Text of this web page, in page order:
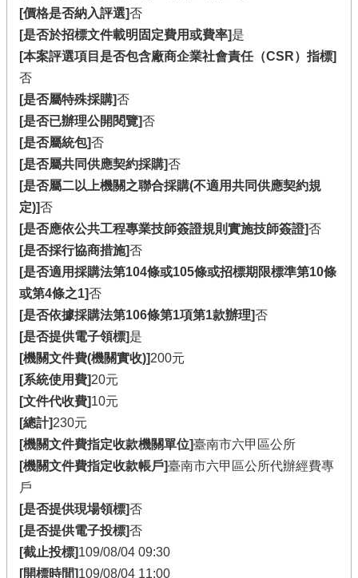
[價格是否納入評選]否
[是否於招標文件載明固定費用或費率]是
[本案評選項目是否包含廠商企業社會責任（CSR）指標]
否
[是否屬特殊採購]否
[是否已辦理公開閱覽]否
[是否屬統包]否
[是否屬共同供應契約採購]否
[是否屬二以上機關之聯合採購(不適用共同供應契約規
定)]否
[是否應依公共工程專業技師簽證規則實施技師簽證]否
[是否採行協商措施]否
[是否適用採購法第104條或105條或招標期限標準第10條
或第4條之1]否
[是否依據採購法第106條第1項第1款辦理]否
[是否提供電子領標]是
[機關文件費(機關實收)]200元
[系統使用費]20元
[文件代收費]10元
[總計]230元
[機關文件費指定收款機關單位]臺南市六甲區公所
[機關文件費指定收款帳戶]臺南市六甲區公所代辦經費專
戶
[是否提供現場領標]否
[是否提供電子投標]否
[截止投標]109/08/04 09:30
[開標時間]109/08/04 11:00